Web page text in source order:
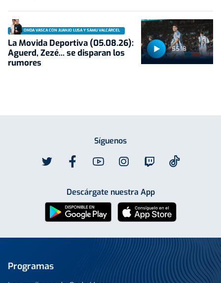
55:18
ONDA VASCA CON JUANJO LUSA Y SAMU VALCÁRCEL
La Movida Deportiva (05.08.26):
Aguerd, Zezé... se disparan los
rumores
Síguenos
Descárgate nuestra App
Programas